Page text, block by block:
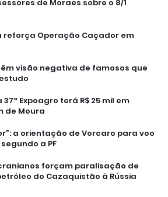
de Moraes sobre o 8/1
reforça Operação Caçador em
visão negativa de famosos que
Expoagro terá R$ 25 mil em
de Moura
a orientação de Vorcaro para voo
a PF
forçam paralisação de
do Cazaquistão à Rússia